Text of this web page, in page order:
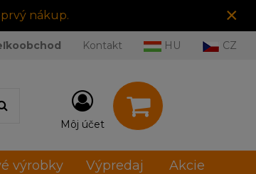
nákup. ×
Kontakt HU CZ
Môj účet
výrobky Výpredaj Akcie